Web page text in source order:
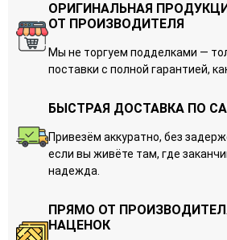
ОРИГИНАЛЬНАЯ
ОТ ПРОИЗВОДИТЕЛЯ
Мы не торгуем подделками —
поставки с полной гарантией,
БЫСТРАЯ ДОСТАВКА ПО
Привезём аккуратно, без
если вы живёте там, где
надежда.
ПРЯМО ОТ
НАЦЕНОК